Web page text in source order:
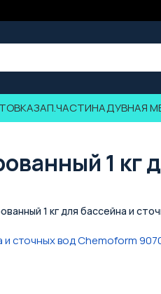
ЗАП.ЧАСТИНАДУВНАЯ
1 кг
1 кг для бассейна и